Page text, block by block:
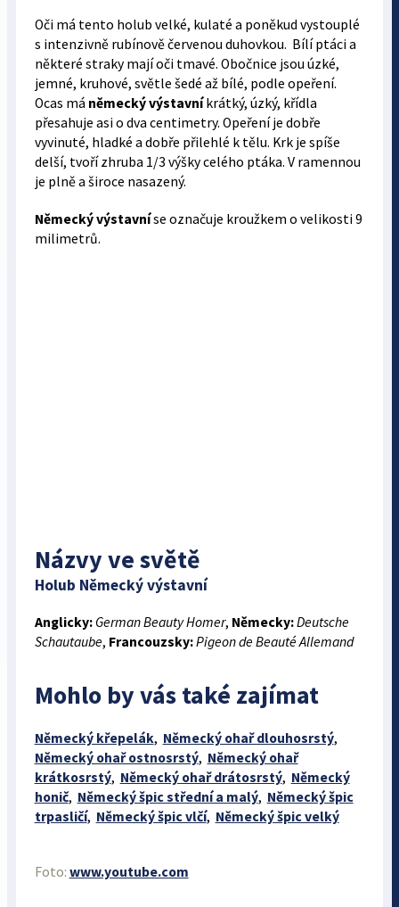
Oči má tento holub velké, kulaté a poněkud vystouplé
s intenzivně rubínově červenou duhovkou. Bílí ptáci a
některé straky mají oči tmavé. Obočnice jsou úzké,
jemné, kruhové, světle šedé až bílé, podle opeření.
Ocas má německý výstavníkrátký, úzký, křídla
přesahuje asi o dva centimetry. Opeření je dobře
vyvinuté, hladké a dobře přilehlé k tělu. Krk je spíše
delší, tvoří zhruba 1/3 výšky celého ptáka. V ramennou
je plně a široce nasazený.
Německý výstavníse označuje kroužkem o velikosti 9
milimetrů.
Názvy ve světě
Holub Německý výstavní
Anglicky: German Beauty Homer, Německy:Deutsche
Schautaube, Francouzsky:Pigeon de Beauté Allemand
Mohlo by vás také zajímat
Německý křepelák, Německý ohař dlouhosrstý,
Německý ohař ostnosrstý, Německý ohař
krátkosrstý, Německý ohař drátosrstý, Německý
honič, Německý špic střední a malý, Německý špic
trpasličí, Německý špic vlčí, Německý špic velký
Foto: www.youtube.com